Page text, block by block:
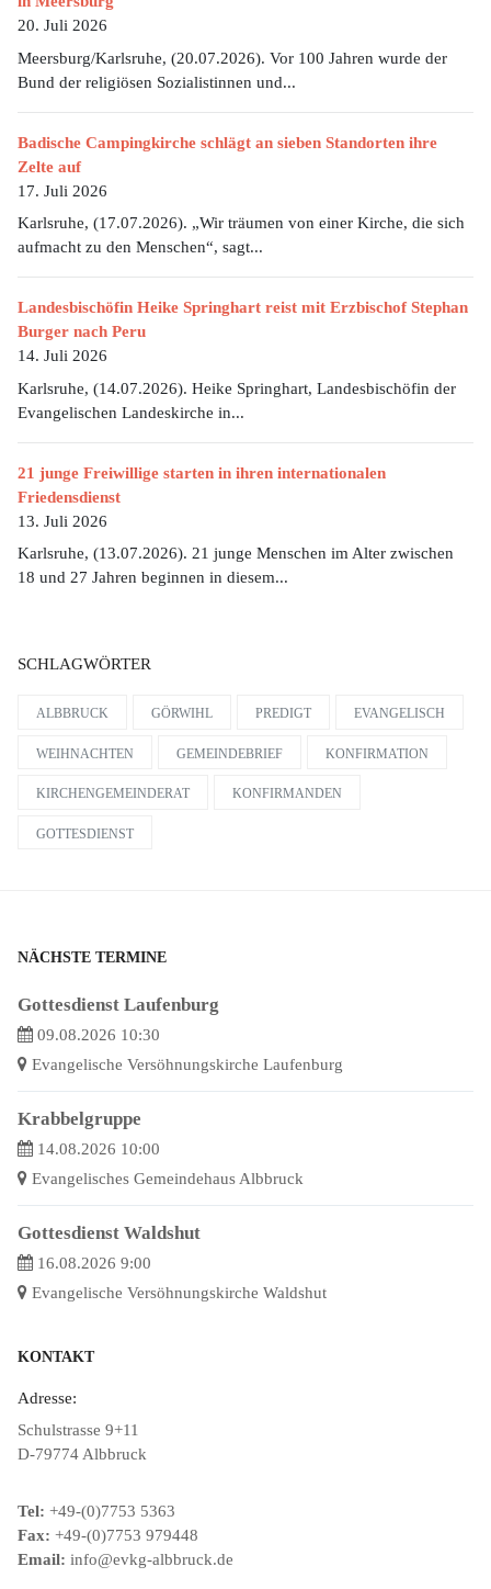
20. Juli 2026
Meersburg/Karlsruhe, (20.07.2026). Vor 100 Jahren wurde der
Bund der religiösen Sozialistinnen und...
Badische Campingkirche schlägt an sieben Standorten ihre
Zelte auf
17. Juli 2026
Karlsruhe, (17.07.2026). „Wir träumen von einer Kirche, die sich
aufmacht zu den Menschen“, sagt...
Landesbischöfin Heike Springhart reist mit Erzbischof Stephan
Burger nach Peru
14. Juli 2026
Karlsruhe, (14.07.2026). Heike Springhart, Landesbischöfin der
Evangelischen Landeskirche in...
21 junge Freiwillige starten in ihren internationalen
Friedensdienst
13. Juli 2026
Karlsruhe, (13.07.2026). 21 junge Menschen im Alter zwischen
18 und 27 Jahren beginnen in diesem...
SCHLAGWÖRTER
ALBBRUCK GÖRWIHL PREDIGT EVANGELISCH
WEIHNACHTEN GEMEINDEBRIEF KONFIRMATION
KIRCHENGEMEINDERAT KONFIRMANDEN
GOTTESDIENST
NÄCHSTE TERMINE
Gottesdienst Laufenburg
09.08.2026 10:30
Evangelische Versöhnungskirche Laufenburg
Krabbelgruppe
14.08.2026 10:00
Evangelisches Gemeindehaus Albbruck
Gottesdienst Waldshut
16.08.2026 9:00
Evangelische Versöhnungskirche Waldshut
KONTAKT
Adresse:
Schulstrasse 9+11
D-79774 Albbruck
Tel: +49-(0)7753 5363
Fax: +49-(0)7753 979448
Email: info@evkg-albbruck.de